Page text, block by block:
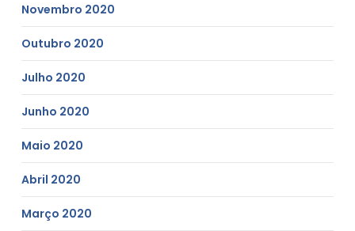
Novembro 2020
Outubro 2020
Julho 2020
Junho 2020
Maio 2020
Abril 2020
Março 2020